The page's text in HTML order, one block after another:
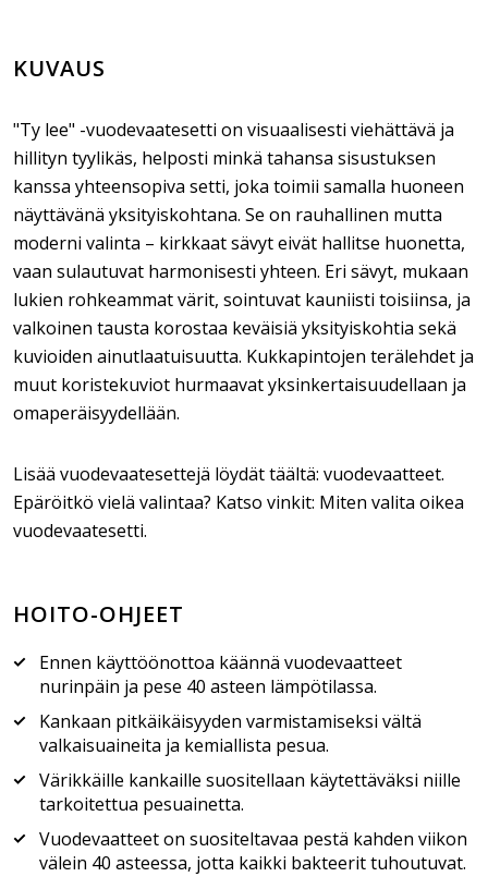
KUVAUS
"Ty lee" -vuodevaatesetti on visuaalisesti viehättävä ja
hillityn tyylikäs, helposti minkä tahansa sisustuksen
kanssa yhteensopiva setti, joka toimii samalla huoneen
näyttävänä yksityiskohtana. Se on rauhallinen mutta
moderni valinta – kirkkaat sävyt eivät hallitse huonetta,
vaan sulautuvat harmonisesti yhteen. Eri sävyt, mukaan
lukien rohkeammat värit, sointuvat kauniisti toisiinsa, ja
valkoinen tausta korostaa keväisiä yksityiskohtia sekä
kuvioiden ainutlaatuisuutta. Kukkapintojen terälehdet ja
muut koristekuviot hurmaavat yksinkertaisuudellaan ja
omaperäisyydellään.
Lisää vuodevaatesettejä löydät täältä: vuodevaatteet.
Epäröitkö vielä valintaa? Katso vinkit: Miten valita oikea
vuodevaatesetti.
HOITO-OHJEET
Ennen käyttöönottoa käännä vuodevaatteet
nurinpäin ja pese 40 asteen lämpötilassa.
Kankaan pitkäikäisyyden varmistamiseksi vältä
valkaisuaineita ja kemiallista pesua.
Värikkäille kankaille suositellaan käytettäväksi niille
tarkoitettua pesuainetta.
Vuodevaatteet on suositeltavaa pestä kahden viikon
välein 40 asteessa, jotta kaikki bakteerit tuhoutuvat.